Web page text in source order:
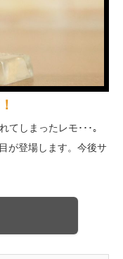
てしまったレモ･･･｡
が登場します。今後サ